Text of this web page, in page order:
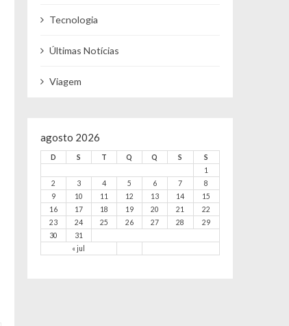
Tecnologia
Últimas Notícias
Viagem
agosto 2026
D S T Q Q S S
« jul
1
2
3 4 5 6 7
8
9
10 11 12 13 14
15
16
17 18 19 20 21
22
23
24 25 26 27 28
29
30
31